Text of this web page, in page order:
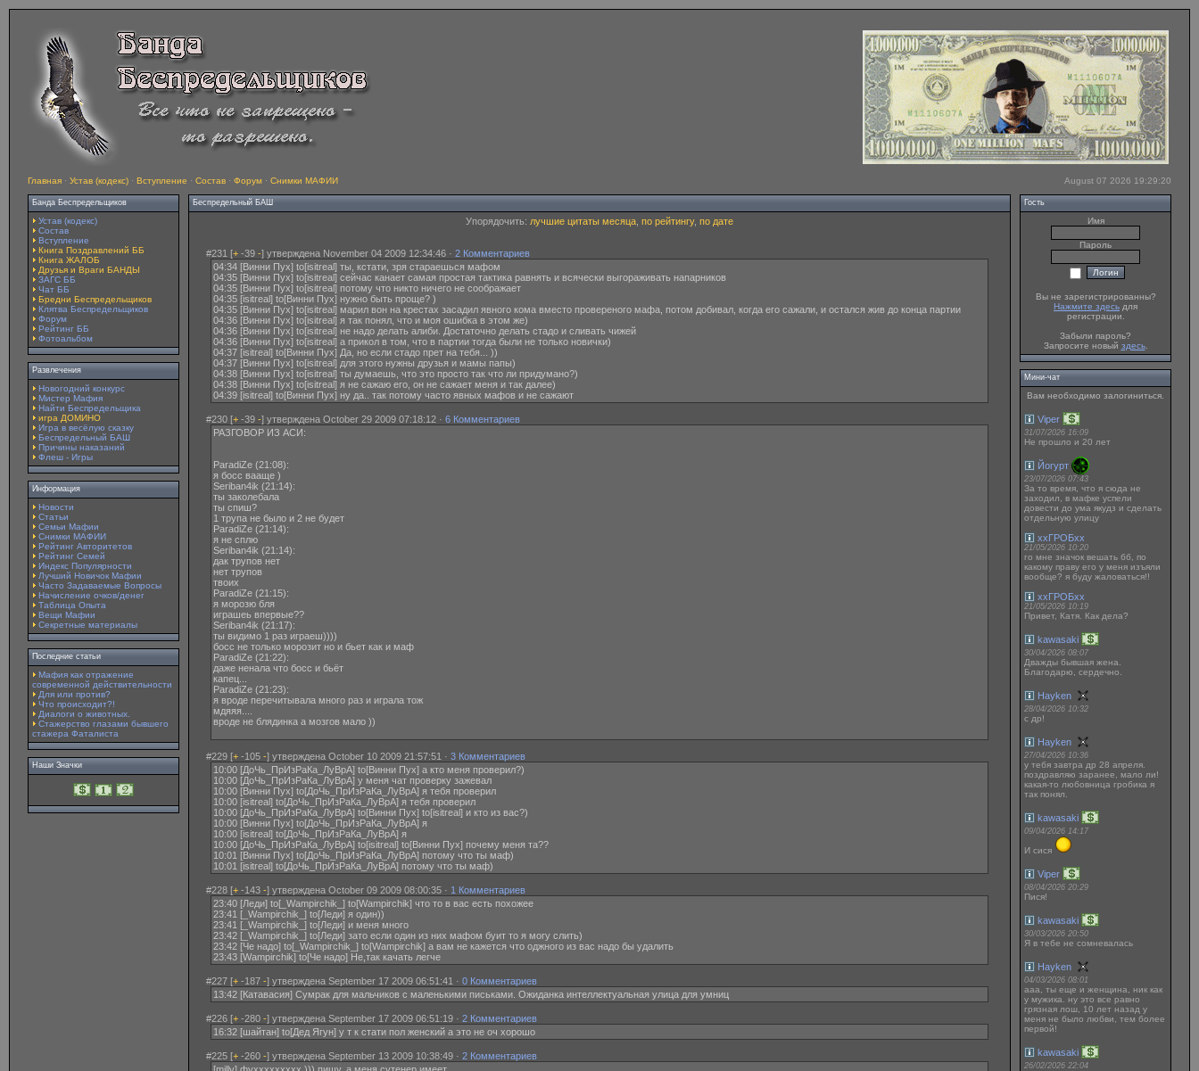
Главная · Устав (кодекс) · Вступление · Состав · Форум · Снимки МАФИИ August 07 2026 19:29:20
Банда Беспредельщиков
Устав (кодекс)
Состав
Вступление
Книга Поздравлений ББ
Книга ЖАЛОБ
Друзья и Враги БАНДЫ
ЗАГС ББ
Чат ББ
Бредни Беспредельщиков
Клятва Беспредельщиков
Форум
Рейтинг ББ
Фотоальбом
Развлечения
Новогодний конкурс
Мистер Мафия
Найти Беспредельщика
игра ДОМИНО
Игра в весёлую сказку
Беспредельный БАШ
Причины наказаний
Флеш - Игры
Информация
Новости
Статьи
Семьи Мафии
Снимки МАФИИ
Рейтинг Авторитетов
Рейтинг Семей
Индекс Популярности
Лучший Новичок Мафии
Часто Задаваемые Вопросы
Начисление очков/денег
Таблица Опыта
Вещи Мафии
Секретные материалы
Последние статьи
Мафия как отражение
современной действительности
Для или против?
Что происходит?!
Диалоги о животных.
Стажерство глазами бывшего
стажера Фаталиста
Наши Значки
Беспредельный БАШ
Упорядочить: лучшие цитаты месяца по рейтингу, по дате
#231 [+ -39 -] утверждена November 04 2009 12:34:46 · 2 Комментариев
04:34 [Винни Пух] to[isitreal] ты, кстати, зря стараешься мафом
04:35 [Винни Пух] to[isitreal] сейчас канает самая простая тактика равнять и всячески выгораживать напарников
04:35 [Винни Пух] to[isitreal] потому что никто ничего не соображает
04:35 [isitreal] to[Винни Пух] нужно быть проще? )
04:35 [Винни Пух] to[isitreal] марил вон на крестах засадил явного кома вместо провереного мафа, потом добивал, когда его сажали, и остался жив до конца партии
04:36 [Винни Пух] to[isitreal] я так понял, что и моя ошибка в этом же)
04:36 [Винни Пух] to[isitreal] не надо делать алиби. Достаточно делать стадо и сливать чижей
04:36 [Винни Пух] to[isitreal] а прикол в том, что в партии тогда были не только новички)
04:37 [isitreal] to[Винни Пух] Да, но если стадо прет на тебя... ))
04:37 [Винни Пух] to[isitreal] для этого нужны друзья и мамы папы)
04:38 [Винни Пух] to[isitreal] ты думаешь, что это просто так что ли придумано?)
04:38 [Винни Пух] to[isitreal] я не сажаю его, он не сажает меня и так далее)
04:39 [isitreal] to[Винни Пух] ну да.. так потому часто явных мафов и не сажают
#230 [+ -39 -] утверждена October 29 2009 07:18:12 · 6 Комментариев
РАЗГОВОР ИЗ АСИ:
ParadiZe ‎(21:08):
я босс вааще )
Seriban4ik ‎(21:14):
ты заколебала
ты спиш?
1 трупа не было и 2 не будет
ParadiZe ‎(21:14):
я не сплю
Seriban4ik ‎(21:14):
дак трупов нет
нет трупов
твоих
ParadiZe ‎(21:15):
я морозю бля
играшеь впервые??
Seriban4ik ‎(21:17):
ты видимо 1 раз играеш))))
босс не только морозит но и бьет как и маф
ParadiZe ‎(21:22):
даже ненала что босс и бьёт
капец...
ParadiZe ‎(21:23):
я вроде перечитывала много раз и играла тож
мдяяя....
вроде не блядинка а мозгов мало ))
#229 [+ -105 -] утверждена October 10 2009 21:57:51 · 3 Комментариев
10:00 [ДоЧь_ПрИзРаКа_ЛуВрА] to[Винни Пух] а кто меня проверил?)
10:00 [ДоЧь_ПрИзРаКа_ЛуВрА] у меня чат проверку зажевал
10:00 [Винни Пух] to[ДоЧь_ПрИзРаКа_ЛуВрА] я тебя проверил
10:00 [isitreal] to[ДоЧь_ПрИзРаКа_ЛуВрА] я тебя проверил
10:00 [ДоЧь_ПрИзРаКа_ЛуВрА] to[Винни Пух] to[isitreal] и кто из вас?)
10:00 [Винни Пух] to[ДоЧь_ПрИзРаКа_ЛуВрА] я
10:00 [isitreal] to[ДоЧь_ПрИзРаКа_ЛуВрА] я
10:00 [ДоЧь_ПрИзРаКа_ЛуВрА] to[isitreal] to[Винни Пух] почему меня та??
10:01 [Винни Пух] to[ДоЧь_ПрИзРаКа_ЛуВрА] потому что ты маф)
10:01 [isitreal] to[ДоЧь_ПрИзРаКа_ЛуВрА] потому что ты маф)
#228 [+ -143 -] утверждена October 09 2009 08:00:35 · 1 Комментариев
23:40 [Леди] to[_Wampirchik_] to[Wampirchik] что то в вас есть похожее
23:41 [_Wampirchik_] to[Леди] я один))
23:41 [_Wampirchik_] to[Леди] и меня много
23:42 [_Wampirchik_] to[Леди] зато если один из них мафом буит то я могу слить)
23:42 [Че надо] to[_Wampirchik_] to[Wampirchik] а вам не кажется что оджного из вас надо бы удалить
23:43 [Wampirchik] to[Че надо] Не,так качать легче
#227 [+ -187 -] утверждена September 17 2009 06:51:41 · 0 Комментариев
13:42 [Катавасия] Сумрак для мальчиков с маленькими письками. Ожиданка интеллектуальная улица для умниц
#226 [+ -280 -] утверждена September 17 2009 06:51:19 · 2 Комментариев
16:32 [шайтан] to[Дед Ягун] у т к стати пол женский а это не оч хорошо
#225 [+ -260 -] утверждена September 13 2009 10:38:49 · 2 Комментариев
Гость
Имя
Пароль
Вы не зарегистрированны?
Нажмите здесь для
регистрации.
Забыли пароль?
Запросите новый здесь.
Мини-чат
Вам необходимо залогиниться.
Viper
31/07/2026 16:09
Не прошло и 20 лет
Йогурт
23/07/2026 07:43
За то время, что я сюда не
заходил, в мафке успели
довести до ума якудз и сделать
отдельную улицу
ххГРОБхх
21/05/2026 10:20
го мне значок вешать бб, по
какому праву его у меня изъяли
вообще? я буду жаловаться!!
ххГРОБхх
21/05/2026 10:19
Привет, Катя. Как дела?
kawasaki
30/04/2026 08:07
Дважды бывшая жена.
Благодарю, сердечно.
Hayken
28/04/2026 10:32
с др!
Hayken
27/04/2026 10:36
у тебя завтра др 28 апреля.
поздравляю заранее, мало ли!
какая-то любовница гробика я
так понял.
kawasaki
09/04/2026 14:17
И сися
Viper
08/04/2026 20:29
Пися!
kawasaki
30/03/2026 20:50
Я в тебе не сомневалась
Hayken
04/03/2026 08:01
ааа, ты еще и женщина, ник как
у мужика. ну это все равно
грязная лош, 10 лет назад у
меня не было любви, тем более
первой!
kawasaki
26/02/2026 22:04